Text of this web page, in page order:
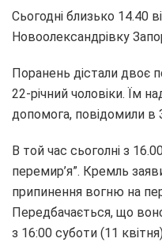
Сьогодні близько 14.40
Новоолександрівку
Поранень дістали двоє
22-річний чоловіки. Їм
допомога, повідомили в
В той час сьоголні з
перемир’я”. Кремль
припинення вогню на
Передбачається, що
з 16:00 суботи (11